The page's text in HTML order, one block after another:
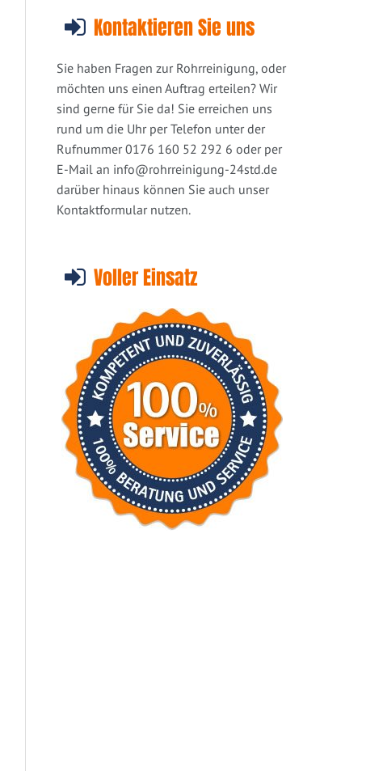
Kontaktieren Sie uns
Sie haben Fragen zur Rohrreinigung, oder
möchten uns einen Auftrag erteilen? Wir
sind gerne für Sie da! Sie erreichen uns
rund um die Uhr per Telefon unter der
Rufnummer 0176 160 52 292 6 oder per
E-Mail an info@rohrreinigung-24std.de
darüber hinaus können Sie auch unser
Kontaktformular nutzen.
Voller Einsatz